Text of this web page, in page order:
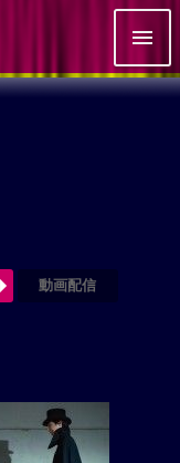
動画配信